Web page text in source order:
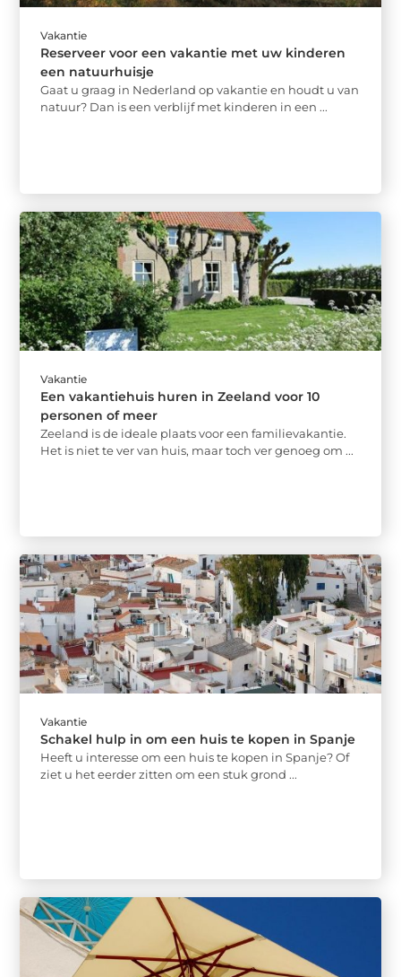
Vakantie
Reserveer voor een vakantie met uw kinderen
een natuurhuisje
Gaat u graag in Nederland op vakantie en houdt u van
natuur? Dan is een verblijf met kinderen in een ...
Vakantie
Een vakantiehuis huren in Zeeland voor 10
personen of meer
Zeeland is de ideale plaats voor een familievakantie.
Het is niet te ver van huis, maar toch ver genoeg om ...
Vakantie
Schakel hulp in om een huis te kopen in Spanje
Heeft u interesse om een huis te kopen in Spanje? Of
ziet u het eerder zitten om een stuk grond ...